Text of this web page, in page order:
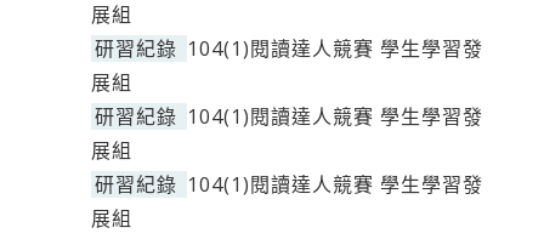
展組
研習紀錄 104(1)閱讀達人競賽 學生學習發
展組
研習紀錄 104(1)閱讀達人競賽 學生學習發
展組
研習紀錄 104(1)閱讀達人競賽 學生學習發
展組